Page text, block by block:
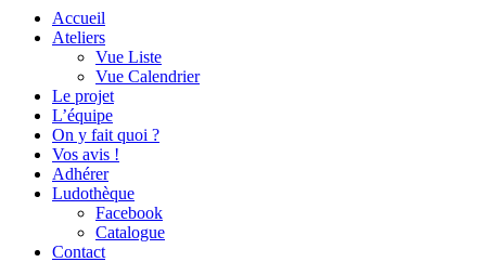
Accueil
Ateliers
Vue Liste
Vue Calendrier
Le projet
L’équipe
On y fait quoi ?
Vos avis !
Adhérer
Ludothèque
Facebook
Catalogue
Contact